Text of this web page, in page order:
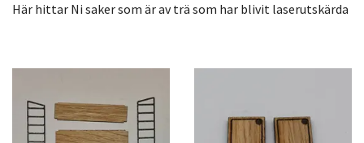
Här hittar Ni saker som är av trä som har blivit laserutskärda